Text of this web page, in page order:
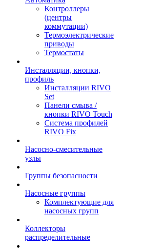
Контроллеры
(центры
коммутации)
Термоэлектрические
приводы
Термостаты
Инсталляции, кнопки,
профиль
Инсталляции RIVO
Set
Панели смыва /
кнопки RIVO Touch
Система профилей
RIVO Fix
Насосно-смесительные
узлы
Группы безопасности
Насосные группы
Комплектующие для
насосных групп
Коллекторы
распределительные